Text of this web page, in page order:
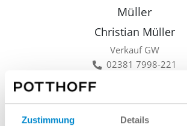
Zustimmung Details
Christian Müller
Verkauf GW
02381 7998-221